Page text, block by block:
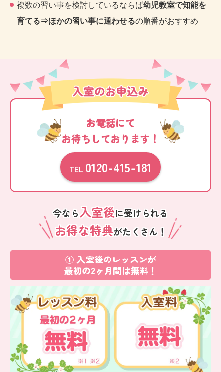
複数の習い事を検討しているならば幼児教室で知能を
育てる⇒ほかの習い事に通わせるの順番がおすすめ
お電話にて
お待ちしております！
TEL 0120-415-181
今なら入室後に受けられる
お得な特典がたくさん！
① 入室後のレッスンが
最初の2ヶ月間は無料！